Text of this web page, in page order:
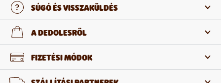
SÚGÓ ÉS VISSZAKÜLDÉS
Lépj velünk kapcsolatba
Visszaküldés és reklamáció
A DEDOLESRŐL
RólunkFIZETÉSI MÓDOK